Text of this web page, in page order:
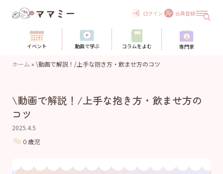
ログイン 会員登録
イベント 動画で学ぶ コラムをよむ 専門家
ホーム » \動画で解説！/上手な抱き方・飲ませ方のコツ
\動画で解説！/上手な抱き方・飲ませ方の
コツ
2025.4.5
０歳児